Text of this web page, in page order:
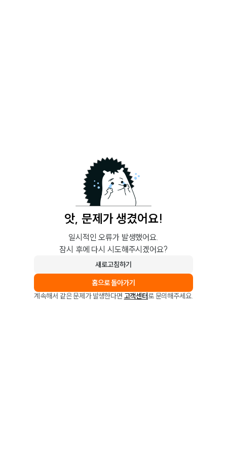
앗, 문제가 생겼어요!
일시적인 오류가 발생했어요.
잠시 후에 다시 시도해주시겠어요?
새로고침하기
홈으로 돌아가기
계속해서 같은 문제가 발생한다면 고객센터로 문의해주세요.